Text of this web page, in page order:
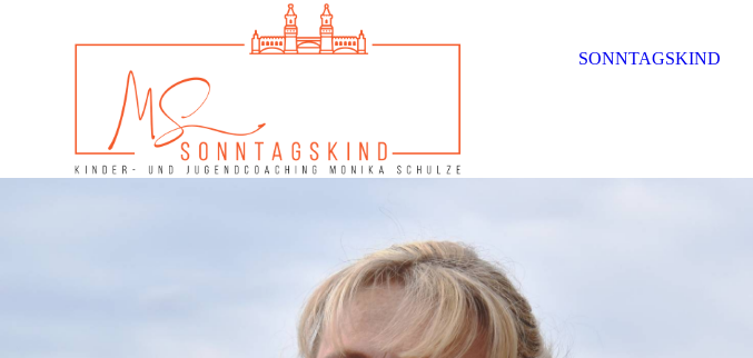
SONNTAGSKIND